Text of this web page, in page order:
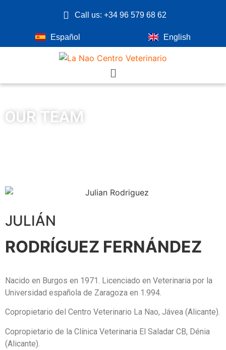
Call us: +34 96 579 68 62
Español English
OUR TEAM
JULIÁN
RODRÍGUEZ FERNÁNDEZ
Nacido en Burgos en 1971. Licenciado en Veterinaria por la
Universidad española de Zaragoza en 1.994.
Copropietario del Centro Veterinario La Nao, Jávea (Alicante).
Copropietario de la Clínica Veterinaria El Saladar CB, Dénia
(Alicante).